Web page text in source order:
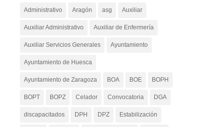
Administrativo Aragón asg Auxiliar
Auxiliar Administrativo Auxiliar de Enfermería
Auxiliar Servicios Generales Ayuntamiento
Ayuntamiento de Huesca
Ayuntamiento de Zaragoza BOA BOE BOPH
BOPT BOPZ Celador Convocatoria DGA
discapacitados DPH DPZ Estabilización